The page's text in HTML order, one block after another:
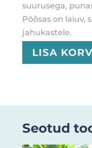
suurusega,
Põõsas on laiuv,
jahukastele.
LISA
Seotud